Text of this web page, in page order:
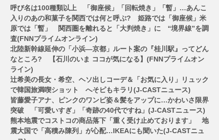
ン呼び名は100種類以上 「御座候」「回転焼き」「暫」…あんこ
入りのあの和菓子を関西では何と呼ぶ? 姫路では「御座候」米
原では「暫」 関西圏を離れると「大判焼き」に “境界線”を調
査(FNNプライムオンライン)
北陸新幹線延伸の「小浜―京都」ルート案の『桂川駅』ってどん
なところ? 【石川のいま ココが気になる】(FNNプライムオン
ライン)
辻希美の長女・希空、ヘソ出しコーデ＆「お気に入り」リュック
で韓国旅満喫ショット へそピもキラリ(J-CASTニュース)
皆藤愛子アナ、ピンクのワンピ姿＆髪をアップに…かわいさ限界
突破 「可愛いすぎ」「奇跡の40代ですね」(J-CASTニュース)
熊本地震でコストコの商品落下「重く受け止めております」 地
震大国で「高積み陳列」が心配…IKEAにも聞いた(J-CASTニュ